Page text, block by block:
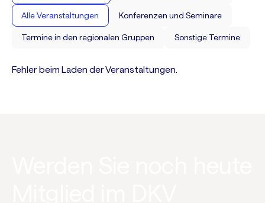
Alle Veranstaltungen Konferenzen und Seminare
Termine in den regionalen Gruppen Sonstige Termine
Fehler beim Laden der Veranstaltungen.